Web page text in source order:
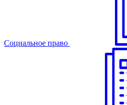
Cоциальное право